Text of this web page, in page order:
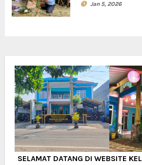
Jan 5, 2026
SELAMAT DATANG DI WEBSITE